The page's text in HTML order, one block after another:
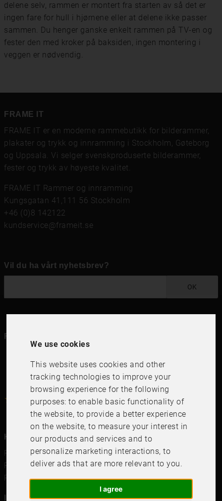
We use cookies
This website uses cookies and other
tracking technologies to improve your
browsing experience for the following
purposes:to enable basic functionality of
the website, to provide a better experience
on the website,to measure your interest in
our products and services and to
personalize marketing interactions,to
deliver ads that are more relevant to you.
I agree
delene selv, rammen er montert fra starten av så det er
ingen fare for hull i hjørnene eller at delene ikke passer
sammen. Du henger ganske enkelt rammen på TV-en og
fester den med kroker på baksiden, ingen montering i
veggen er nødvendig.
FRAME IT
FRAME IT er en moderne rammebutikk for bilderammer,
plakater og trykk og innramming i Stockholm, Gøteborg
og Uppsala. Vi selger svenskproduserte bilderammer,
fester og trykk av høyeste kvalitet.
FRAME IT Rammer og innramming
Kungsgatan 41,111 56 Stockholm
+46 (0)8 142122
kundservice@frameit.se
Vil du ha vårt nyhetsbrev?
OK
Følg oss i dine kanaler
4.6
4.6 / 5 1000+ Recensioner
Hurtigkoblinger
Rammer
Passepartout
Plakater
Informasjon